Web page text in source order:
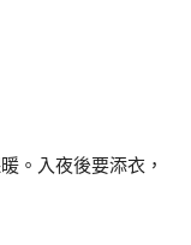
。入夜後要添衣，